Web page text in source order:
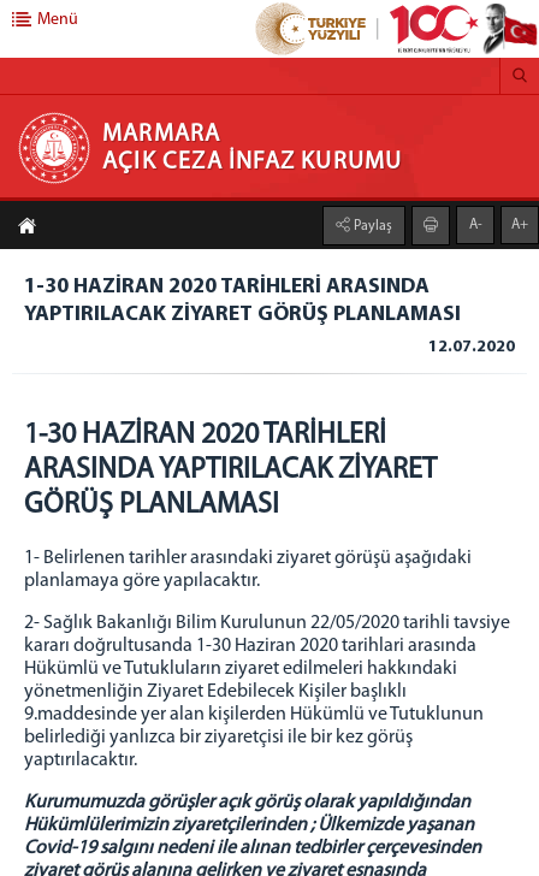
MARMARA AÇIK CEZA İNFAZ KURUMU
Anasayfa
Kurumumuz
Faaliyet Alanı
Isı Merkezi
Galeri
Açık C.İ.K
Genel Mutfak
Duruşma Salonu
Marmara Ceza İnfaz Kurumları Devlet Hastanesi
Kampüs Fatih İlk Öğretim Okulu
Araç Sevk Amirliği
Isı Merkezi
İş Yurtları
Bakırköy Satış Mağazası
Menü
MARMARA
AÇIK CEZA İNFAZ KURUMU
Paylaş A- A+
1-30 HAZİRAN 2020 TARİHLERİ ARASINDA
YAPTIRILACAK ZİYARET GÖRÜŞ PLANLAMASI
12.07.2020
1-30 HAZİRAN 2020 TARİHLERİ
ARASINDA YAPTIRILACAK ZİYARET
GÖRÜŞ PLANLAMASI
1- Belirlenen tarihler arasındaki ziyaret görüşü aşağıdaki
planlamaya göre yapılacaktır.
2- Sağlık Bakanlığı Bilim Kurulunun 22/05/2020 tarihli tavsiye
kararı doğrultusanda 1-30 Haziran 2020 tarihlari arasında
Hükümlü ve Tutukluların ziyaret edilmeleri hakkındaki
yönetmenliğin Ziyaret Edebilecek Kişiler başlıklı
9.maddesinde yer alan kişilerden Hükümlü ve Tutuklunun
belirlediği yanlızca bir ziyaretçisi ile bir kez görüş
yaptırılacaktır.
Kurumumuzda görüşler açık görüş olarak yapıldığından
Hükümlülerimizin ziyaretçilerinden ; Ülkemizde yaşanan
Covid-19 salgını nedeni ile alınan tedbirler çerçevesinden
ziyaret görüş alanına gelirken ve ziyaret esnasında